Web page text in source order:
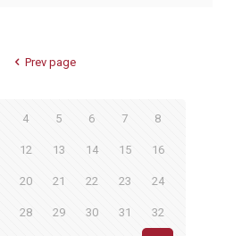
Prev page
4 5 6 7 8
12 13 14 15 16
20 21 22 23 24
28 29 30 31 32